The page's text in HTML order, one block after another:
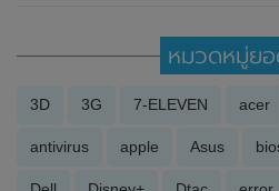
หมวดหมู่ย
3D 3G 7-ELEVEN acer
antivirus apple Asus